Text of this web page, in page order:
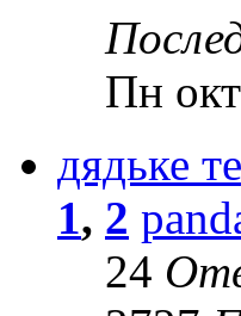
Пн
дядьке
1, 2
24